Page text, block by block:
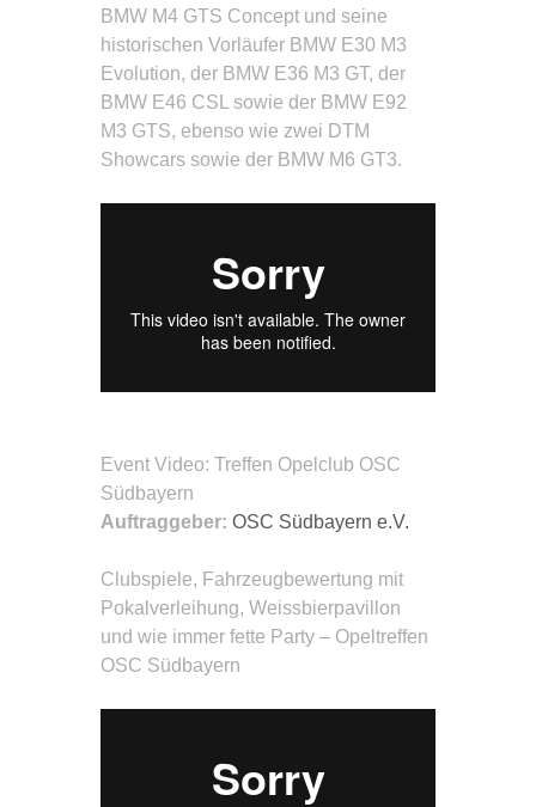
BMW M4 GTS Concept und seine
historischen Vorläufer BMW E30 M3
Evolution, der BMW E36 M3 GT, der
BMW E46 CSL sowie der BMW E92
M3 GTS, ebenso wie zwei DTM
Showcars sowie der BMW M6 GT3.
Event Video: Treffen Opelclub OSC
Südbayern
Auftraggeber: OSC Südbayern e.V.
Clubspiele, Fahrzeugbewertung mit
Pokalverleihung, Weissbierpavillon
und wie immer fette Party – Opeltreffen
OSC Südbayern